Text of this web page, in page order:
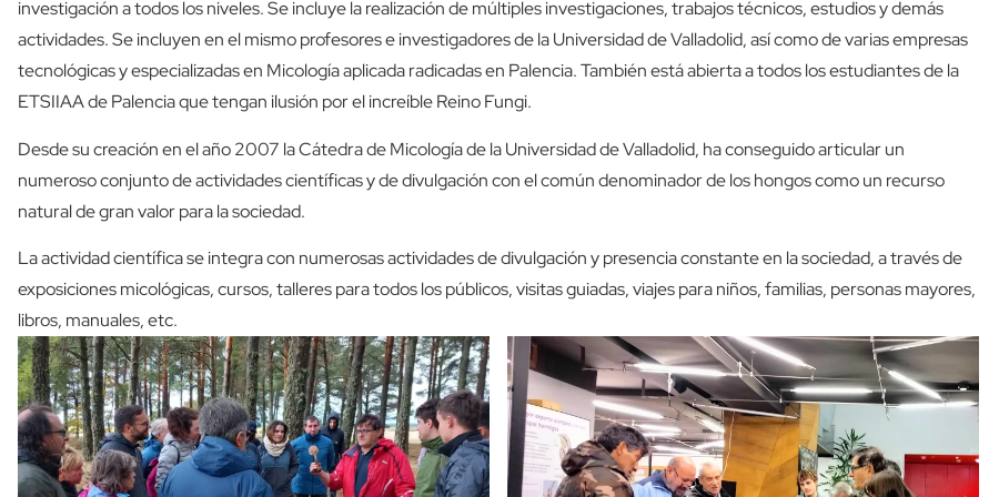
investigación a todos los niveles. Se incluye la realización de múltiples investigaciones, trabajos técnicos, estudios y demás
actividades. Se incluyen en el mismo profesores e investigadores de la Universidad de Valladolid, así como de varias empresas
tecnológicas y especializadas en Micología aplicada radicadas en Palencia. También está abierta a todos los estudiantes de la
ETSIIAA de Palencia que tengan ilusión por el increíble Reino Fungi.
Desde su creación en el año 2007 la Cátedra de Micología de la Universidad de Valladolid, ha conseguido articular un
numeroso conjunto de actividades científicas y de divulgación con el común denominador de los hongos como un recurso
natural de gran valor para la sociedad.
La actividad científica se integra con numerosas actividades de divulgación y presencia constante en la sociedad, a través de
exposiciones micológicas, cursos, talleres para todos los públicos, visitas guiadas, viajes para niños, familias, personas mayores,
libros, manuales, etc.